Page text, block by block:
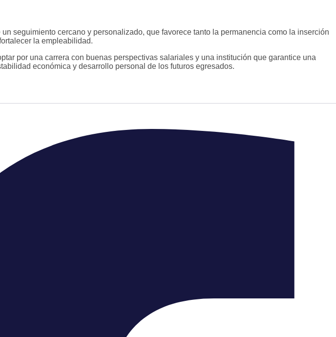
seguimiento cercano y personalizado, que favorece tanto la permanencia como la inserción
la empleabilidad.
por una carrera con buenas perspectivas salariales y una institución que garantice una
económica y desarrollo personal de los futuros egresados.